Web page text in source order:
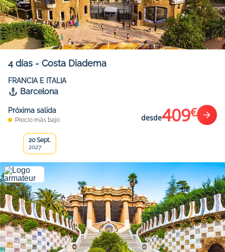
4 días - Costa Diadema
FRANCIA E ITALIA
Barcelona
Próxima salida
Precio más bajo desde409€
20 Sept.
2027